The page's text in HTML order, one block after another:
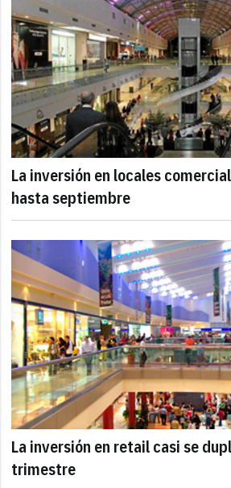
La inversión en locales
hasta septiembre
La inversión en retail casi se
trimestre